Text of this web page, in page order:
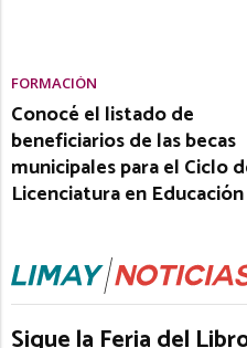
FORMACIÓN
Conocé el listado de
beneficiarios de las becas
municipales para el Ciclo
Licenciatura en Educación
Sigue la Feria del